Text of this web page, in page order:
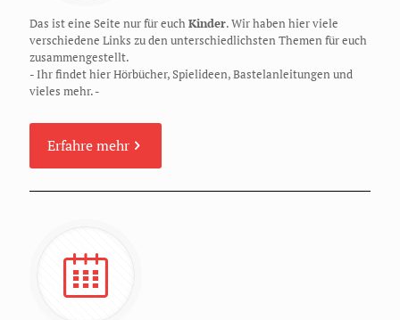
Das ist eine Seite nur für euchKinder. Wir haben hier viele
verschiedene Links zu den unterschiedlichsten Themen für euch
zusammengestellt.
- Ihr findet hier Hörbücher, Spielideen, Bastelanleitungen und
vieles mehr. -
Erfahre mehr